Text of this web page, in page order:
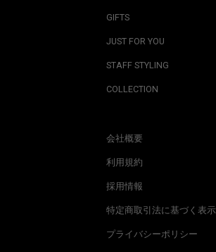
GIFTS
JUST FOR YOU
STAFF STYLING
COLLECTION
会社概要
利用規約
採用情報
特定商取引法に基づく表示
プライバシーポリシー